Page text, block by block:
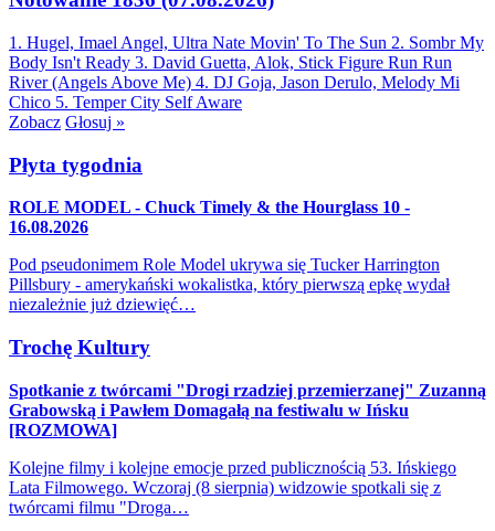
1. Hugel, Imael Angel, Ultra Nate Movin' To The Sun 2. Sombr My
Body Isn't Ready 3. David Guetta, Alok, Stick Figure Run Run
River (Angels Above Me) 4. DJ Goja, Jason Derulo, Melody Mi
Chico 5. Temper City Self Aware
Zobacz Głosuj »
Płyta tygodnia
ROLE MODEL - Chuck Timely & the Hourglass 10 -
16.08.2026
Pod pseudonimem Role Model ukrywa się Tucker Harrington
Pillsbury - amerykański wokalistka, który pierwszą epkę wydał
niezależnie już dziewięć…
Trochę Kultury
Spotkanie z twórcami "Drogi rzadziej przemierzanej" Zuzanną
Grabowską i Pawłem Domagałą na festiwalu w Ińsku
[ROZMOWA]
Kolejne filmy i kolejne emocje przed publicznością 53. Ińskiego
Lata Filmowego. Wczoraj (8 sierpnia) widzowie spotkali się z
twórcami filmu "Droga…